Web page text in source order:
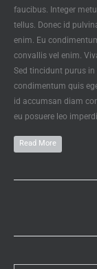
faucibus. Integer
tellus. Donec id
enim. Eu
convallis vel enim.
Sed tincidunt purus
condimentum quis
id accumsan diam
eu posuere leo
Read More